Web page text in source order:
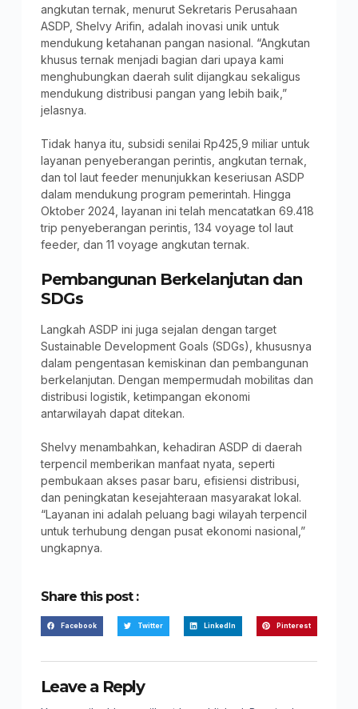
angkutan ternak, menurut Sekretaris Perusahaan
ASDP, Shelvy Arifin, adalah inovasi unik untuk
mendukung ketahanan pangan nasional. “Angkutan
khusus ternak menjadi bagian dari upaya kami
menghubungkan daerah sulit dijangkau sekaligus
mendukung distribusi pangan yang lebih baik,”
jelasnya.
Tidak hanya itu, subsidi senilai Rp425,9 miliar untuk
layanan penyeberangan perintis, angkutan ternak,
dan tol laut feeder menunjukkan keseriusan ASDP
dalam mendukung program pemerintah. Hingga
Oktober 2024, layanan ini telah mencatatkan 69.418
trip penyeberangan perintis, 134 voyage tol laut
feeder, dan 11 voyage angkutan ternak.
Pembangunan Berkelanjutan dan
SDGs
Langkah ASDP ini juga sejalan dengan target
Sustainable Development Goals (SDGs), khususnya
dalam pengentasan kemiskinan dan pembangunan
berkelanjutan. Dengan mempermudah mobilitas dan
distribusi logistik, ketimpangan ekonomi
antarwilayah dapat ditekan.
Shelvy menambahkan, kehadiran ASDP di daerah
terpencil memberikan manfaat nyata, seperti
pembukaan akses pasar baru, efisiensi distribusi,
dan peningkatan kesejahteraan masyarakat lokal.
“Layanan ini adalah peluang bagi wilayah terpencil
untuk terhubung dengan pusat ekonomi nasional,”
ungkapnya.
Share this post :
Facebook Twitter LinkedIn Pinterest
Leave a Reply